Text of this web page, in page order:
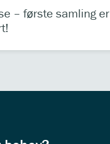
– første samling er